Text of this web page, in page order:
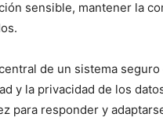
sensible, mantener la
de un sistema
y la privacidad de los
para responder y